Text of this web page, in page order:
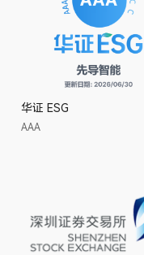
华证 ESG
AAA